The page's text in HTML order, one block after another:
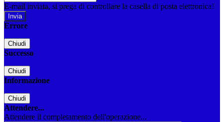
E-mail inviata, si prega di controllare la casella di posta elettronica!
Errore
Chiudi
Successo
Chiudi
Informazione
Chiudi
Attendere...
Attendere il completamento dell'operazione...